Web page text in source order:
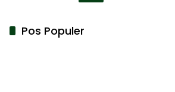
Pos Populer